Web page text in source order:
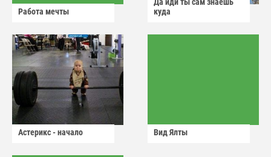
Работа мечты
Да иди ты сам знаешь
куда
Астерикс - начало Вид Ялты